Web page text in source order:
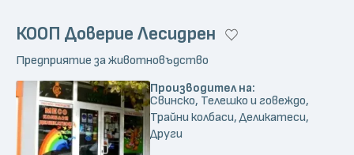
КООП Доверие Лесидрен
Предприятие за животновъдство
Производител на:
Свинско, Телешко и говеждо,
Трайни колбаси, Деликатеси,
Други